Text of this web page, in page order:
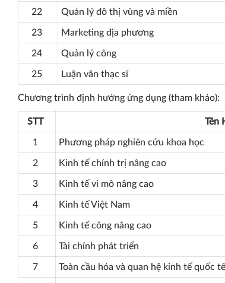
22 Quản lý đô thị vùng và miền
23 Marketing địa phương
24 Quản lý công
25 Luận văn thạc sĩ
Chương trình định hướng ứng dụng (tham khảo):
STT Tên
1 Phương pháp nghiên cứu khoa học
2 Kinh tế chính trị nâng cao
3 Kinh tế vi mô nâng cao
4 Kinh tế Việt Nam
5 Kinh tế công nâng cao
6 Tài chính phát triển
7 Toàn cầu hóa và quan hệ kinh tế quốc tế